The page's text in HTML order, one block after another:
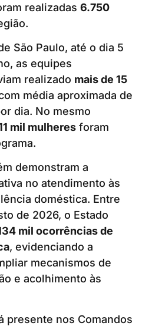
realizadas 6.750
São Paulo, até o dia 5
as equipes
realizado mais de 15
média aproximada de
dia. No mesmo
mil mulheres foram
demonstram a
no atendimento às
doméstica. Entre
de 2026, o Estado
mil ocorrências de
, evidenciando a
mecanismos de
e acolhimento às
presente nos Comandos